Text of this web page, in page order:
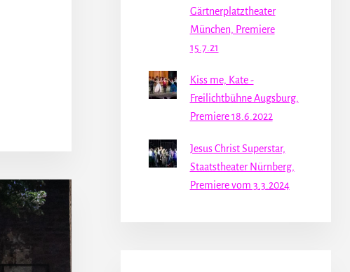
Gärtnerplatztheater
München, Premiere
15.7.21
Kiss me, Kate -
Freilichtbühne Augsburg,
Premiere 18.6.2022
Jesus Christ Superstar,
Staatstheater Nürnberg,
Premiere vom 3.3.2024